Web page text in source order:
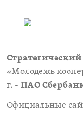
«Молодежь
г. - ПАО
Официальные